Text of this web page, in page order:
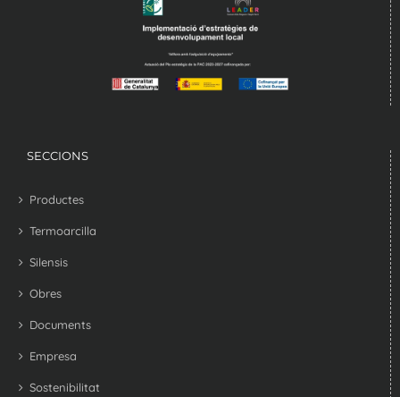
SECCIONS
Productes
Termoarcilla
Silensis
Obres
Documents
Empresa
Sostenibilitat